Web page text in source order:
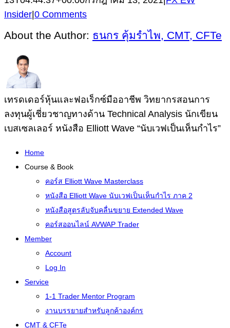
Insider|0 Comments
About the Author: ธนกร คุ้มรำไพ, CMT, CFTe
เทรดเดอร์หุ้นและฟอเร็กซ์มืออาชีพ วิทยากรสอนการ
ลงทุนผู้เชี่ยวชาญทางด้าน Technical Analysis นักเขียน
เบสเซลเลอร์ หนังสือ Elliott Wave “นับเวฟเป็นเห็นกำไร”
Home
Course & Book
คอร์ส Elliott Wave Masterclass
หนังสือ Elliott Wave นับเวฟเป็นเห็นกำไร ภาค 2
หนังสือสูตรลับจับคลื่นขยาย Extended Wave
คอร์สออนไลน์ AVWAP Trader
Member
Account
Log In
Service
1-1 Trader Mentor Program
งานบรรยายสำหรับลูกค้าองค์กร
CMT & CFTe